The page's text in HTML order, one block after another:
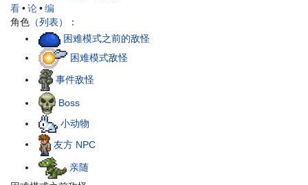
看•论•编
角色 （列表）
：
困难模式之前的敌怪
困难模式敌怪
事件敌怪
Boss
小动物
友方 NPC
亲随